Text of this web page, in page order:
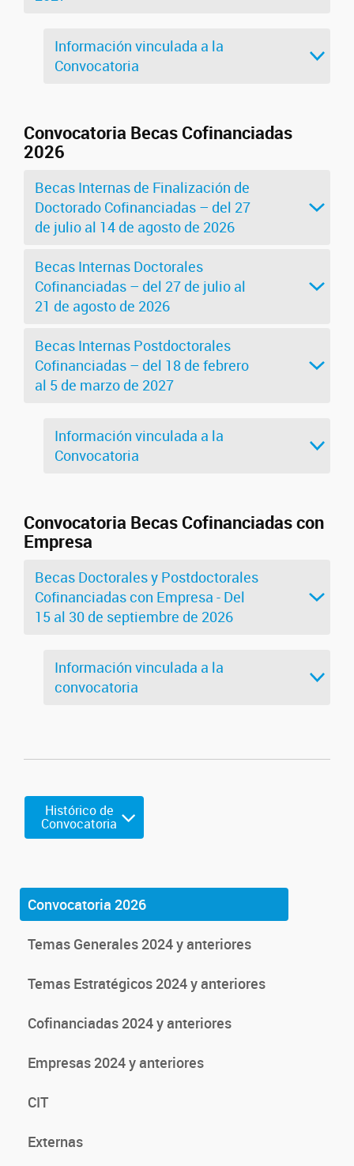
Información vinculada a la
Convocatoria
Convocatoria Becas Cofinanciadas
2026
Becas Internas de Finalización de
Doctorado Cofinanciadas – del 27
de julio al 14 de agosto de 2026
Becas Internas Doctorales
Cofinanciadas – del 27 de julio al
21 de agosto de 2026
Becas Internas Postdoctorales
Cofinanciadas – del 18 de febrero
al 5 de marzo de 2027
Información vinculada a la
Convocatoria
Convocatoria Becas Cofinanciadas con
Empresa
Becas Doctorales y Postdoctorales
Cofinanciadas con Empresa - Del
15 al 30 de septiembre de 2026
Información vinculada a la
convocatoria
Histórico de
Convocatoria
Convocatoria 2026
Temas Generales 2024 y anteriores
Temas Estratégicos 2024 y anteriores
Cofinanciadas 2024 y anteriores
Empresas 2024 y anteriores
CIT
Externas